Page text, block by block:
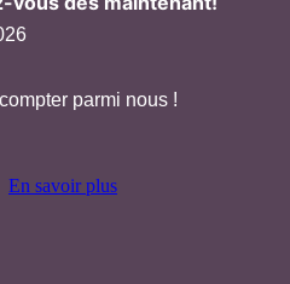
parmi nous !
En savoir plus